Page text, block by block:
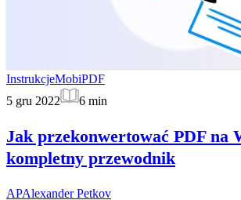
InstrukcjeMobiPDF
5 gru 2022
6 min
Jak przekonwertować PDF na
kompletny przewodnik
APAlexander Petkov